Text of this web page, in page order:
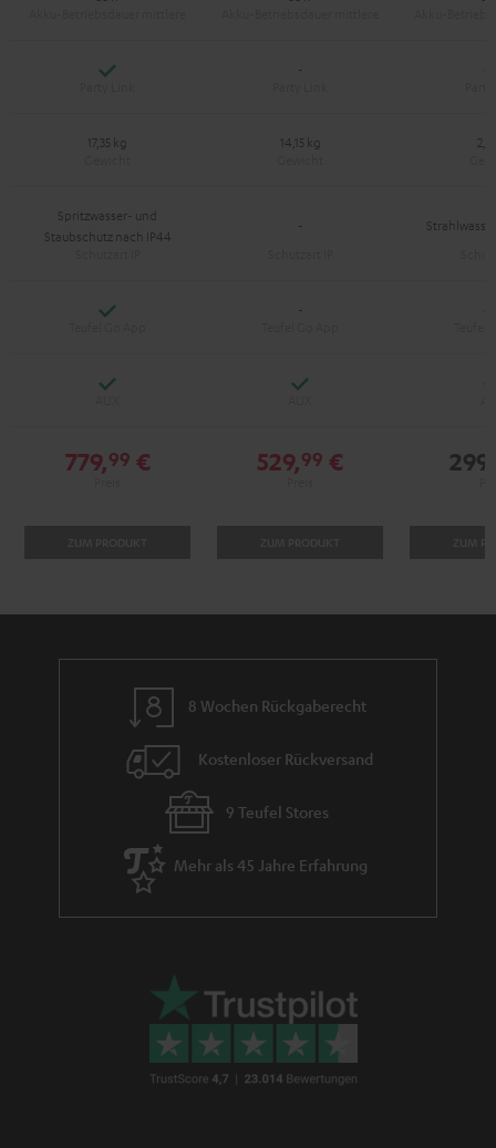
Ja -
17,35 kg 14,15 kg
Spritzwasser- und
Staubschutz nach IP44
-
Ja -
Ja Ja
779,99 € 529,99 € 299,
8 Wochen Rückgaberecht
Kostenloser Rückversand
9 Teufel Stores
Mehr als 45 Jahre Erfahrung